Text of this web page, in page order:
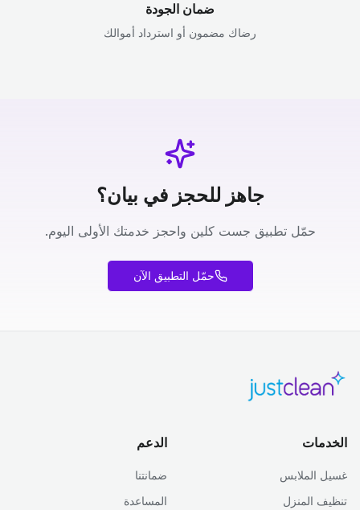
ضمان الجودة
رضاك مضمون أو استرداد أموالك
جاهز للحجز في بيان؟
حمّل تطبيق جست كلين واحجز خدمتك الأولى اليوم.
حمّل التطبيق الآن
الخدمات
غسيل الملابس
تنظيف المنزل
الدعم
ضمانتنا
المساعدة